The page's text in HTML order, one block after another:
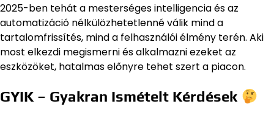
2025-ben tehát a mesterséges intelligencia és az
automatizáció nélkülözhetetlenné válik mind a
tartalomfrissítés, mind a felhasználói élmény terén. Aki
most elkezdi megismerni és alkalmazni ezeket az
eszközöket, hatalmas előnyre tehet szert a piacon.
GYIK – Gyakran Ismételt Kérdések